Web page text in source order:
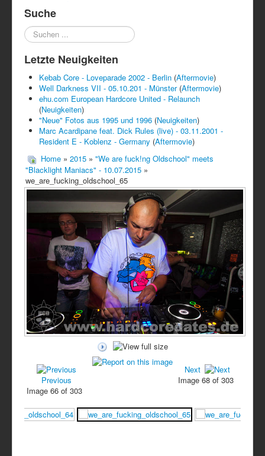
Suche
Suchen
...
Letzte Neuigkeiten
Kebab Core - Loveparade 2002 - Berlin (Aftermovie)
Well Darkness VII - 05.10.201 - Münster (Aftermovie)
ehu.com European Hardcore United - Relaunch
(Neuigkeiten)
"Neue" Fotos aus 1995 und 1996 (Neuigkeiten)
Marc Acardipane feat. Dick Rules (live) - 03.11.2001 -
Resident E - Koblenz - Germany (Aftermovie)
Home » 2015 » "We are fuck!ng Oldschool" meets
"Blacklight Maniacs" - 10.07.2015 »
we_are_fucking_oldschool_65
Previous
Image 66 of 303
Next
Image 68 of 303